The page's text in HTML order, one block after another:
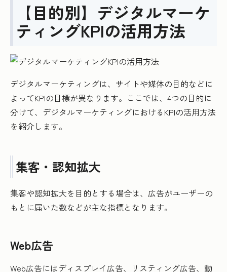
【目的別】デジタルマーケ
ティングKPIの活用方法
デジタルマーケティングは、サイトや媒体の目的などに
よってKPIの目標が異なります。ここでは、4つの目的に
分けて、デジタルマーケティングにおけるKPIの活用方法
を紹介します。
集客・認知拡大
集客や認知拡大を目的とする場合は、広告がユーザーの
もとに届いた数などが主な指標となります。
Web広告
Web広告にはディスプレイ広告、リスティング広告、動